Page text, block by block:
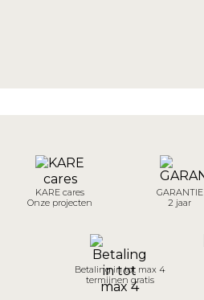
KARE cares
Onze projecten
GARANTIE
2 jaar
Betaling in tot max 4
termijnen gratis